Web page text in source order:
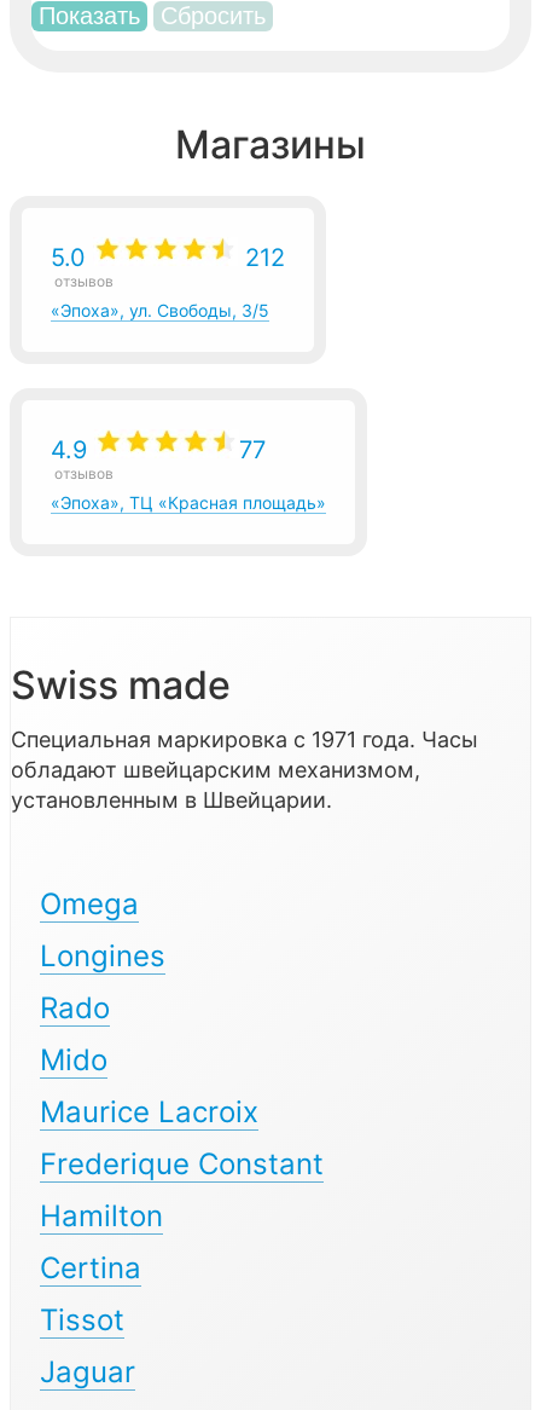
Магазины
5.0 212
отзывов
«Эпоха», ул. Свободы, 3/5
4.9 77
отзывов
«Эпоха», ТЦ «Красная площадь»
Swiss made
Специальная маркировка с 1971 года. Часы
обладают швейцарским механизмом,
установленным в Швейцарии.
Omega
Longines
Rado
Mido
Maurice Lacroix
Frederique Constant
Hamilton
Certina
Tissot
Jaguar